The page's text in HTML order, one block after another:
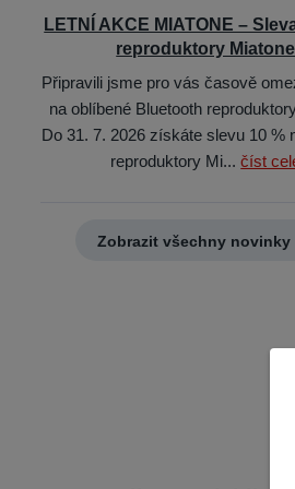
LETNÍ AKCE MIATONE –
reproduktory Miatone
Připravili jsme pro vás časově
na oblíbené Bluetooth
Do 31. 7. 2026 získáte slevu 10 %
reproduktory Mi...číst
Zobrazit všechny novinky